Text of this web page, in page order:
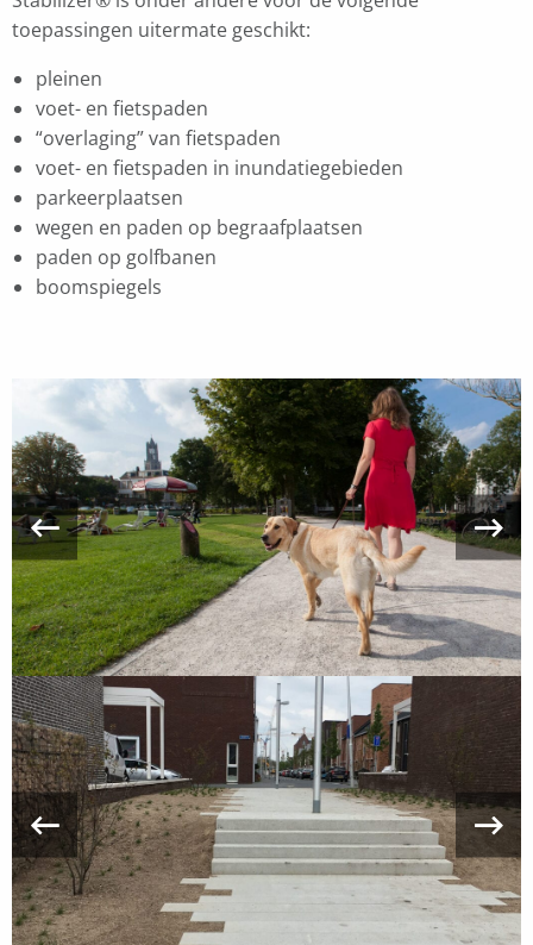
toepassingen uitermate geschikt:
pleinen
voet- en fietspaden
“overlaging” van fietspaden
voet- en fietspaden in inundatiegebieden
parkeerplaatsen
wegen en paden op begraafplaatsen
paden op golfbanen
boomspiegels